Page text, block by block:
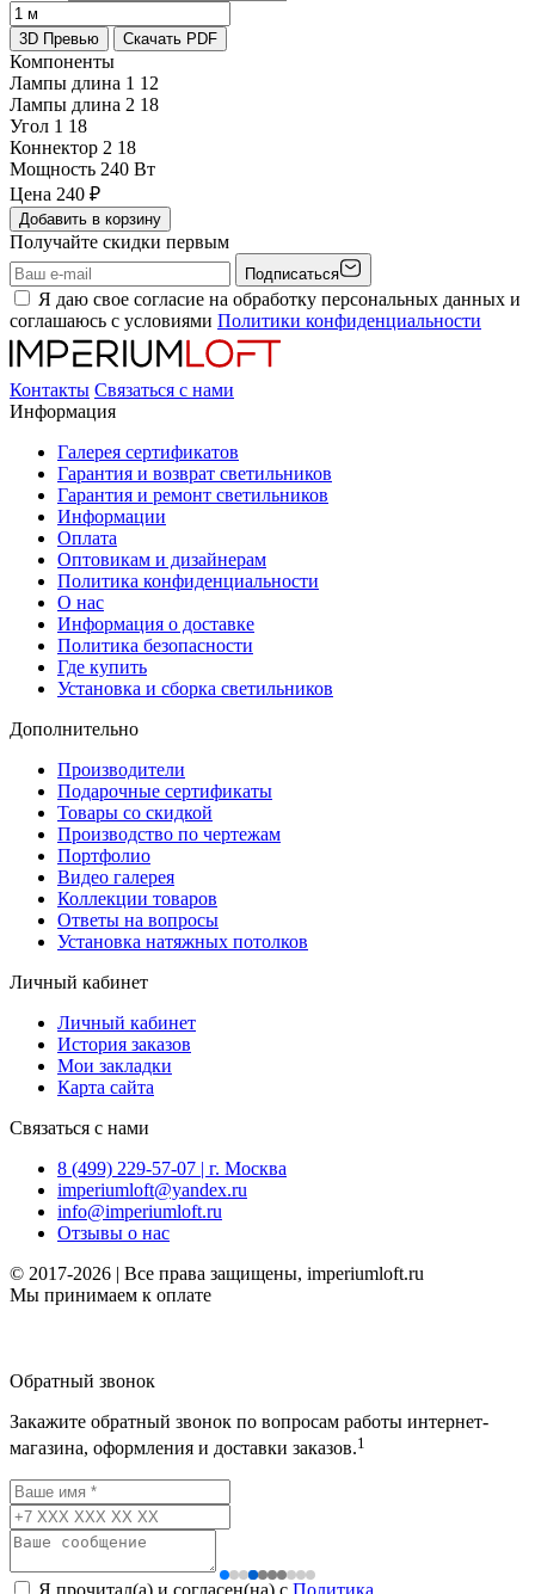
3D Превью Скачать PDF
Компоненты
Лампы длина 1 12
Лампы длина 2 18
Угол 1 18
Коннектор 2 18
Мощность 240 Вт
Цена 240 ₽
Добавить в корзину
Получайте скидки первым
Подписаться
Я даю свое согласие на обработку персональных данных и
соглашаюсь с условиями Политики конфиденциальности
Контакты Связаться с нами
Информация
Галерея сертификатов
Гарантия и возврат светильников
Гарантия и ремонт светильников
Информации
Оплата
Оптовикам и дизайнерам
Политика конфиденциальности
О нас
Информация о доставке
Политика безопасности
Где купить
Установка и сборка светильников
Дополнительно
Производители
Подарочные сертификаты
Товары со скидкой
Производство по чертежам
Портфолио
Видео галерея
Коллекции товаров
Ответы на вопросы
Установка натяжных потолков
Личный кабинет
Личный кабинет
История заказов
Мои закладки
Карта сайта
Связаться с нами
8 (499) 229-57-07 | г. Москва
imperiumloft@yandex.ru
info@imperiumloft.ru
Отзывы о нас
© 2017-2026 | Все права защищены, imperiumloft.ru
Мы принимаем к оплате
Обратный звонок
Закажите обратный звонок по вопросам работы интернет-
магазина, оформления и доставки заказов.1
Я прочитал(а) и согласен(на) с Политика